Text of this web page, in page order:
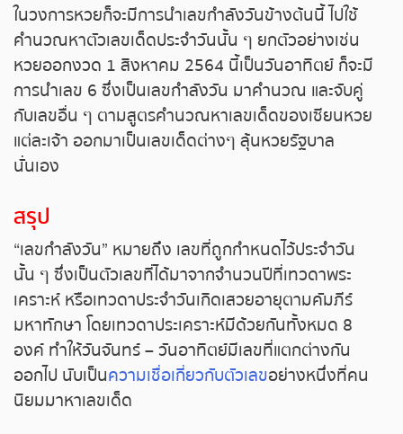
ในวงการหวยก็จะมีการนำเลขกำลังวันข้างต้นนี้ ไปใช้
คำนวณหาตัวเลขเด็ดประจำวันนั้น ๆ ยกตัวอย่างเช่น
หวยออกงวด 1 สิงหาคม 2564 นี้เป็นวันอาทิตย์ ก็จะมี
การนำเลข 6 ซึ่งเป็นเลขกำลังวัน มาคำนวณ และจับคู่
กับเลขอื่น ๆ ตามสูตรคำนวณหาเลขเด็ดของเซียนหวย
แต่ละเจ้า ออกมาเป็นเลขเด็ดต่างๆ ลุ้นหวยรัฐบาล
นั่นเอง
สรุป
“เลขกำลังวัน” หมายถึง เลขที่ถูกกำหนดไว้ประจำวัน
นั้น ๆ ซึ่งเป็นตัวเลขที่ได้มาจากจำนวนปีที่เทวดาพระ
เคราะห์ หรือเทวดาประจำวันเกิดเสวยอายุตามคัมภีร์
มหาทักษา โดยเทวดาประเคราะห์มีด้วยกันทั้งหมด 8
องค์ ทำให้วันจันทร์ – วันอาทิตย์มีเลขที่แตกต่างกัน
ออกไป นับเป็นความเชื่อเกี่ยวกับตัวเลขอย่างหนึ่งที่คน
นิยมมาหาเลขเด็ด